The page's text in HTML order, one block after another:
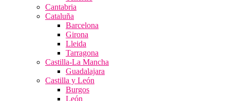
Cantabria
Cataluña
Barcelona
Girona
Lleida
Tarragona
Castilla-La Mancha
Guadalajara
Castilla y León
Burgos
León